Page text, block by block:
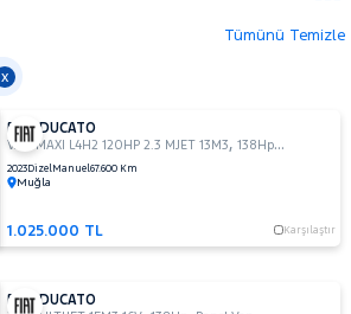
Tümünü Temizle
x
FIAT DUCATO
VAN MAXI L4H2 120HP 2.3 MJET 13M3,138Hp,Panel Van
2023DizelManuel67.600 Km
Muğla
1.025.000 TL Karşılaştır
FIAT DUCATO